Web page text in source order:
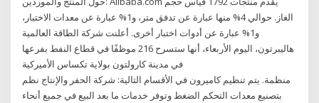
الغاز. حوالي 4% منها عبارة عن تدفق متر، و1% عبارة عن معدات الاختبار،
و1% عبارة عن أدوات اختبار أخرى. أعلنت شركة الطاقة العالمية
هاليبرتون، اليوم الأربعاء، أنها ستسرح 216 موظفًا في قطاع النفط بفرعها
في مدينة كارولتون بولاية تكساس الأميركية
منظمة. يتم تنظيم كاميرون في الأقسام التالية: شركة الحفر والإنتاج نظم
بتصنيع معدات التحكم الضغط وتوفر خدمات ما بعد البيع في جميع أنحاء